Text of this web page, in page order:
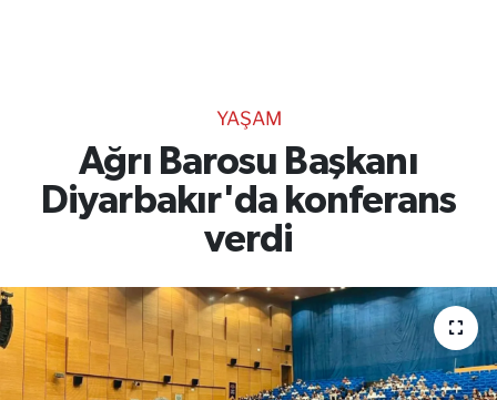
YAŞAM
Ağrı Barosu Başkanı
Diyarbakır'da konferans
verdi
RESMİ İLANLAR
Gencsesfm Canlı Dinle